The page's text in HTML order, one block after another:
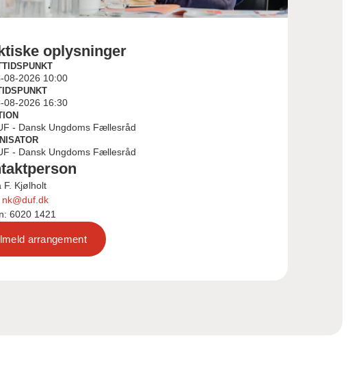
oplysninger
08-2026 10:00
08-2026 16:30
- Dansk Ungdoms Fællesråd
- Dansk Ungdoms Fællesråd
F. Kjølholt
nk@duf.dk
6020 1421
arrangement